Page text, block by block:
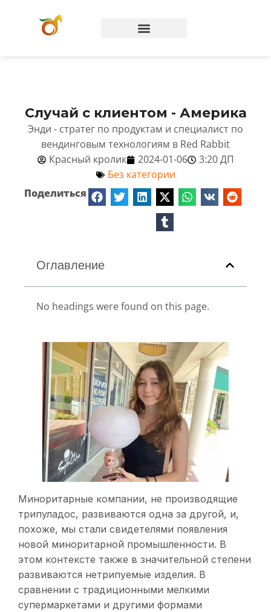
Случай с клиентом - Америка
Энди - стратег по продуктам и специалист по
вендинговым технологиям в Red Rabbit
Красный кролик
2024-01-06
3:20 ДП
Без категории
Поделиться
Оглавление
No headings were found on this page.
Миноритарные компании, не производящие
трипуладос, развиваются одна за другой, и,
похоже, мы стали свидетелями появления
новой миноритарной промышленности. В
этом контексте также в значительной степени
развиваются нетрипуемые изделия. В
сравнении с традиционными мелкими
супермаркетами и другими формами